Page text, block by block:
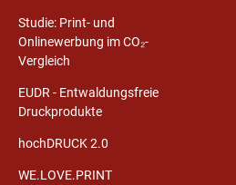
Studie: Print- und
Onlinewerbung im CO₂-
Vergleich
EUDR - Entwaldungsfreie
Druckprodukte
hochDRUCK 2.0
WE.LOVE.PRINT